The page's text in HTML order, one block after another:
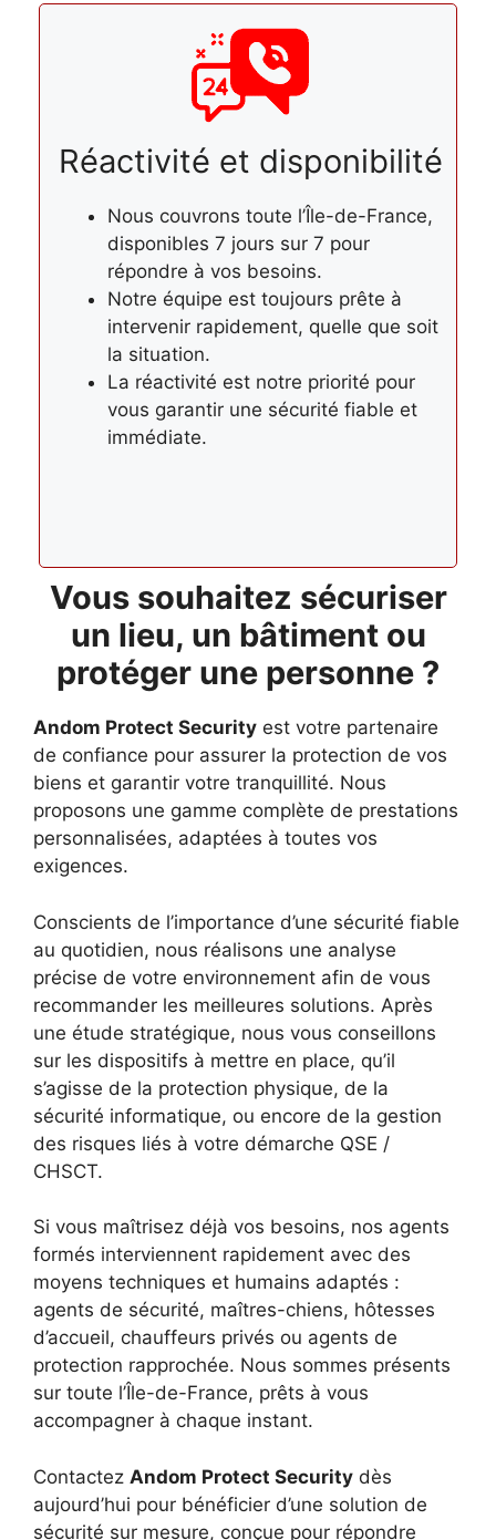
Réactivité et disponibilité
Nous couvrons toute l’Île-de-France,
disponibles 7 jours sur 7 pour
répondre à vos besoins.
Notre équipe est toujours prête à
intervenir rapidement, quelle que soit
la situation.
La réactivité est notre priorité pour
vous garantir une sécurité fiable et
immédiate.
Vous souhaitez sécuriser
un lieu, un bâtiment ou
protéger une personne ?
Andom Protect Security est votre partenaire
de confiance pour assurer la protection de vos
biens et garantir votre tranquillité. Nous
proposons une gamme complète de prestations
personnalisées, adaptées à toutes vos
exigences.
Conscients de l’importance d’une sécurité fiable
au quotidien, nous réalisons une analyse
précise de votre environnement afin de vous
recommander les meilleures solutions. Après
une étude stratégique, nous vous conseillons
sur les dispositifs à mettre en place, qu’il
s’agisse de la protection physique, de la
sécurité informatique, ou encore de la gestion
des risques liés à votre démarche QSE /
CHSCT.
Si vous maîtrisez déjà vos besoins, nos agents
formés interviennent rapidement avec des
moyens techniques et humains adaptés :
agents de sécurité, maîtres-chiens, hôtesses
d’accueil, chauffeurs privés ou agents de
protection rapprochée. Nous sommes présents
sur toute l’Île-de-France, prêts à vous
accompagner à chaque instant.
Contactez Andom Protect Security dès
aujourd’hui pour bénéficier d’une solution de
sécurité sur mesure, conçue pour répondre